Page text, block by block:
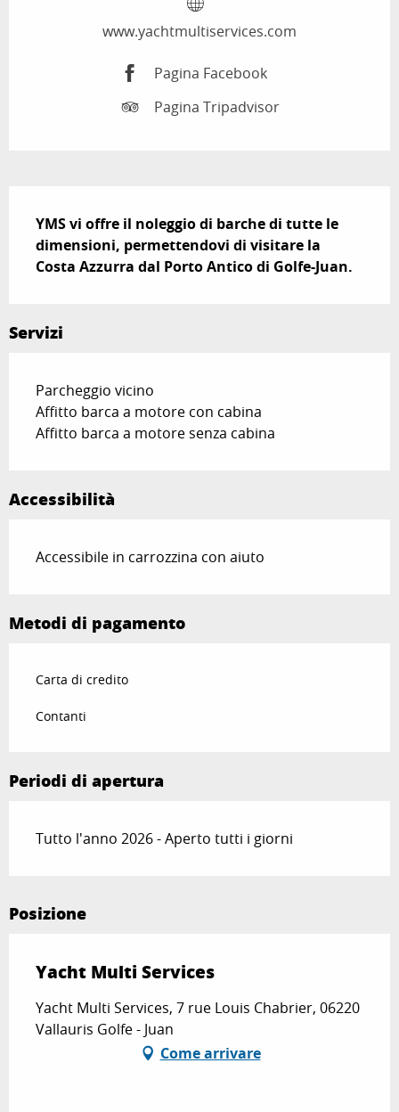
www.yachtmultiservices.com
Pagina Facebook
Pagina Tripadvisor
YMS vi offre il noleggio di barche di tutte le
dimensioni, permettendovi di visitare la
Costa Azzurra dal Porto Antico di Golfe-Juan.
Servizi
Parcheggio vicino
Affitto barca a motore con cabina
Affitto barca a motore senza cabina
Accessibilità
Accessibile in carrozzina con aiuto
Metodi di pagamento
Carta di credito
Contanti
Periodi di apertura
Tutto l'anno 2026 - Aperto tutti i giorni
Posizione
Yacht Multi Services
Yacht Multi Services, 7 rue Louis Chabrier, 06220
Vallauris Golfe - Juan
Come arrivare